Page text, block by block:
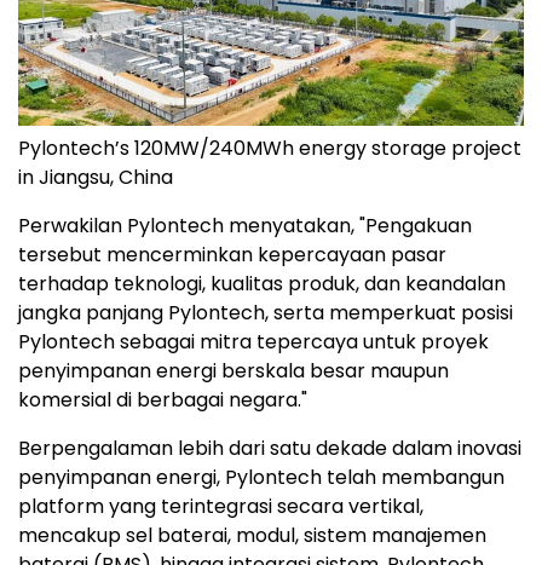
Pylontech’s 120MW/240MWh energy storage project
in Jiangsu, China
Perwakilan Pylontech menyatakan, "Pengakuan
tersebut mencerminkan kepercayaan pasar
terhadap teknologi, kualitas produk, dan keandalan
jangka panjang Pylontech, serta memperkuat posisi
Pylontech sebagai mitra tepercaya untuk proyek
penyimpanan energi berskala besar maupun
komersial di berbagai negara."
Berpengalaman lebih dari satu dekade dalam inovasi
penyimpanan energi, Pylontech telah membangun
platform yang terintegrasi secara vertikal,
mencakup sel baterai, modul, sistem manajemen